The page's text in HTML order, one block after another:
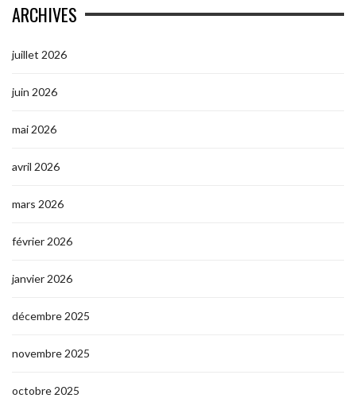
ARCHIVES
juillet 2026
juin 2026
mai 2026
avril 2026
mars 2026
février 2026
janvier 2026
décembre 2025
novembre 2025
octobre 2025